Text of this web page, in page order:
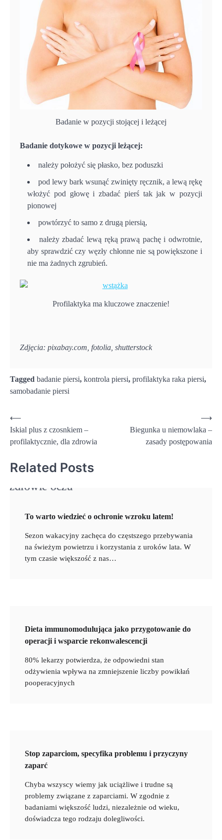
Badanie w pozycji stojącej i leżącej
Badanie dotykowe w pozycji leżącej:
należy położyć się płasko, bez poduszki
pod lewy bark wsunąć zwinięty ręcznik, a lewą rękę
włożyć pod głowę i zbadać pierś tak jak w pozycji
pionowej
powtórzyć to samo z drugą piersią,
należy zbadać lewą ręką prawą pachę i odwrotnie,
aby sprawdzić czy węzły chłonne nie są powiększone i
nie ma żadnych zgrubień.
Profilaktyka ma kluczowe znaczenie!
Zdjęcia: pixabay.com, fotolia, shutterstock
Tagged badanie piersi, kontrola piersi, profilaktyka raka piersi,
samobadanie piersi
Nawigacja
wpisu
⟵
Iskial plus z czosnkiem –
profilaktycznie, dla zdrowia
Biegunka u niemowlaka –
zasady postępowania
⟶
Related Posts
To warto wiedzieć o ochronie wzroku latem!
Sezon wakacyjny zachęca do częstszego przebywania
na świeżym powietrzu i korzystania z uroków lata. W
tym czasie większość z nas…
Dieta immunomodulująca jako przygotowanie do
operacji i wsparcie rekonwalescencji
80% lekarzy potwierdza, że odpowiedni stan
odżywienia wpływa na zmniejszenie liczby powikłań
pooperacyjnych
Stop zaparciom, specyfika problemu i przyczyny
zaparć
Chyba wszyscy wiemy jak uciążliwe i trudne są
problemy związane z zaparciami. W zgodnie z
badaniami większość ludzi, niezależnie od wieku,
doświadcza tego rodzaju dolegliwości.